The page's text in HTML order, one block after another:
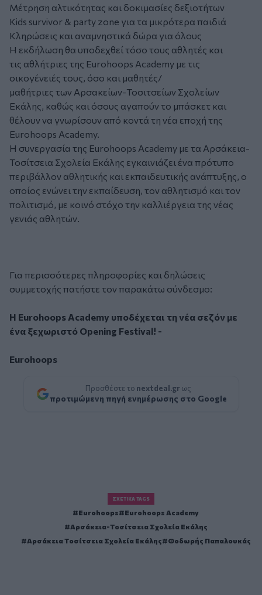
Μέτρηση αλτικότητας και δοκιμασίες δεξιοτήτων
Kids survivor & party zone για τα μικρότερα παιδιά
Κληρώσεις και αναμνηστικά δώρα για όλους
Η εκδήλωση θα υποδεχθεί τόσο τους αθλητές και
τις αθλήτριες της Eurohoops Academy με τις
οικογένειές τους, όσο και μαθητές/
μαθήτριες των Αρσακείων-Τοσιτσείων Σχολείων
Εκάλης, καθώς και όσους αγαπούν το μπάσκετ και
θέλουν να γνωρίσουν από κοντά τη νέα εποχή της
Eurohoops Academy.
Η συνεργασία της Eurohoops Academy με τα Αρσάκεια-
Τοσίτσεια Σχολεία Εκάλης εγκαινιάζει ένα πρότυπο
περιβάλλον αθλητικής και εκπαιδευτικής ανάπτυξης, ο
οποίος ενώνει την εκπαίδευση, τον αθλητισμό και τον
πολιτισμό, με κοινό στόχο την καλλιέργεια της νέας
γενιάς αθλητών.
Για περισσότερες πληροφορίες και δηλώσεις
συμμετοχής πατήστε τον παρακάτω σύνδεσμο:
Η Eurohoops Academy υποδέχεται τη νέα σεζόν με
ένα ξεχωριστό Opening Festival! -
Eurohoops
Προσθέστε το nextdeal.gr ως
προτιμώμενη πηγή ενημέρωσης στο Google
ΣΧΕΤΙΚΆ TAGS
Eurohoops
Eurohoops Academy
Αρσάκεια-Τοσίτσεια Σχολεία Εκάλης
Αρσάκεια Τοσίτσεια Σχολεία Εκάλης
Θοδωρής Παπαλουκάς